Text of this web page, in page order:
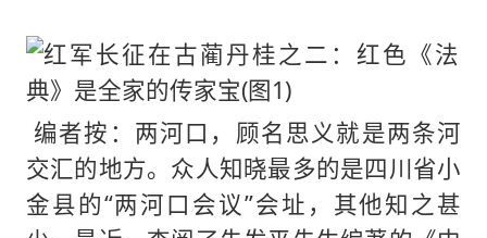
编者按：两河口，顾名思义就是两条河
交汇的地方。众人知晓最多的是四川省小
金县的“两河口会议”会址，其他知之甚